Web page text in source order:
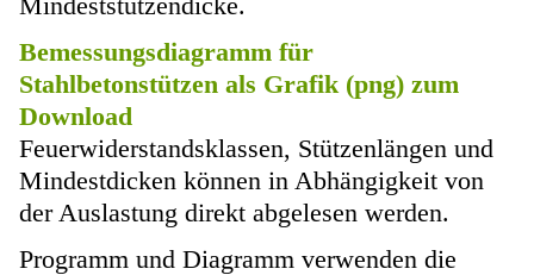
Mindeststützendicke.
Bemessungsdiagramm für
Stahlbetonstützen als Grafik (png) zum
Download
Feuerwiderstandsklassen, Stützenlängen und
Mindestdicken können in Abhängigkeit von
der Auslastung direkt abgelesen werden.
Programm und Diagramm verwenden die